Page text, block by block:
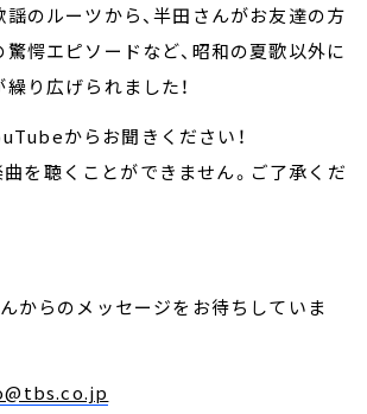
のルーツから、半田さんがお友達の方
愕エピソードなど、昭和の夏歌以外に
り広げられました！
からお聞きください！
曲を聴くことができません。ご了承くだ
からのメッセージをお待ちしていま